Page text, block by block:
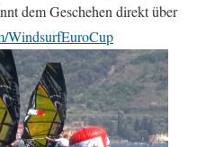
dem Geschehen direkt über
WindsurfEuroCup